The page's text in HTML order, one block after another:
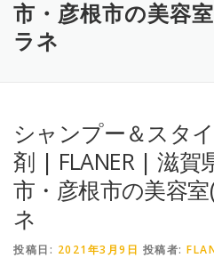
ご予約・お問合せ お知らせ
市・彦根市の美容
ラネ
シャンプー＆スタ
剤 | FLANER | 滋賀
市・彦根市の美容
ネ
投稿日: 2021年3月9日 投稿者: